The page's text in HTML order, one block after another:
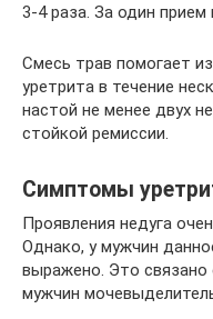
3-4 раза. За один
Смесь трав помогает
уретрита в течение
настой не менее двух
стойкой ремиссии.
Симптомы
Проявления недуга
Однако, у мужчин
выражено. Это связано
мужчин